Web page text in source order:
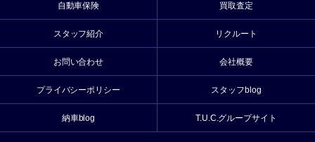
自動車保険 買取査定
スタッフ紹介 リクルート
お問い合わせ 会社概要
プライバシーポリシー スタッフblog
納車blog T.U.C.グループサイト